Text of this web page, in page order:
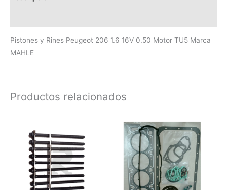
Pistones y Rines Peugeot 206 1.6 16V 0.50 Motor TU5 Marca
MAHLE
Productos relacionados